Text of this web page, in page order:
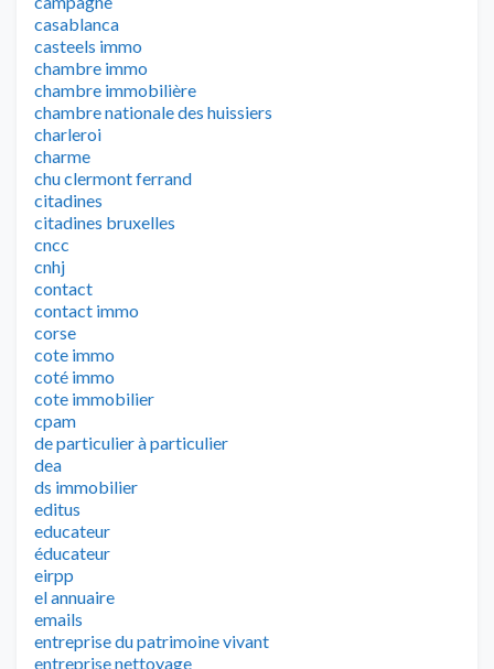
casablanca
casteels immo
chambre immo
chambre immobilière
chambre nationale des huissiers
charleroi
charme
chu clermont ferrand
citadines
citadines bruxelles
cncc
cnhj
contact
contact immo
corse
cote immo
coté immo
cote immobilier
cpam
de particulier à particulier
dea
ds immobilier
editus
educateur
éducateur
eirpp
el annuaire
emails
entreprise du patrimoine vivant
entreprise nettoyage